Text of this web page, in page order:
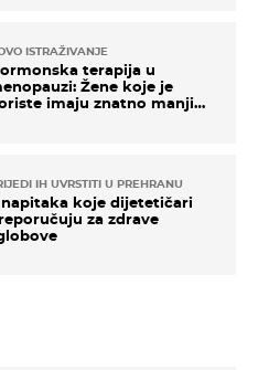
ISTRAŽIVANJE
terapija u
Žene koje je
imaju znatno manji
IH UVRSTITI U PREHRANU
koje dijetetičari
za zdrave